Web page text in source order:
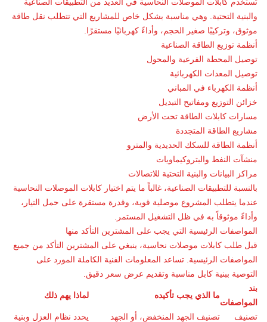
تُستخدم كابلات الموصلات النحاسية في العديد من التطبيقات الصناعية
والبنية التحتية. وهي مناسبة بشكل خاص للمشاريع التي تتطلب نقل طاقة
موثوق، وتركيبًا صغير الحجم، وأداءً كهربائيًا مستقرًا.
أنظمة توزيع الطاقة الصناعية
توصيل المحطة الفرعية والمحول
توصيل المعدات الكهربائية
أنظمة الكهرباء في المباني
خزائن التوزيع ومفاتيح التبديل
مسارات كابلات الطاقة تحت الأرض
مشاريع الطاقة المتجددة
أنظمة الطاقة للسكك الحديدية والمترو
منشآت النفط والبتروكيماويات
مراكز البيانات والبنية التحتية للاتصالات
بالنسبة للتطبيقات الصناعية، غالباً ما يتم اختيار كابلات الموصلات النحاسية
عندما يتطلب المشروع موصلية قوية، وقدرة مستقرة على حمل التيار،
وأداءً موثوقاً به في ظل التشغيل المستمر.
المواصفات الرئيسية التي يجب على المشترين التأكد منها
قبل طلب كابلات موصلات نحاسية، ينبغي على المشترين التأكد من جميع
المواصفات الرئيسية. تساعد المعلومات الفنية الكاملة المورد على
التوصية ببنية كابل مناسبة وتقديم عرض سعر دقيق.
بند
المواصفات
ما الذي يجب تأكيده لماذا يهم ذلك
تصنيف
تصنيف الجهد المنخفض، أو الجهد
يحدد نظام العزل وبنية